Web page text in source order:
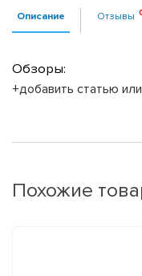
Описание Отзывы
Обзоры:
+добавить статью
Похожие